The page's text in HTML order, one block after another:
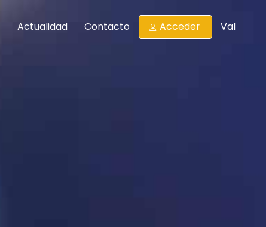
Actualidad Contacto Acceder Val